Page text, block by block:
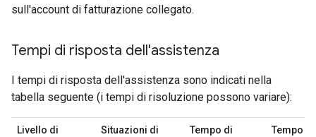
sull'account di fatturazione collegato.
Tempi di risposta dell'assistenza
I tempi di risposta dell'assistenza sono indicati nella
tabella seguente (i tempi di risoluzione possono variare):
Livello di
Situazioni di
Tempo di
Tempo di